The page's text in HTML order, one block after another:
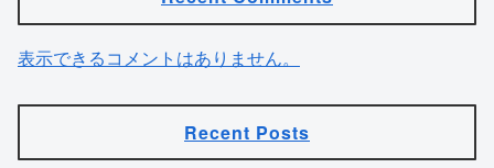
表示できるコメントはありません。
Recent Posts